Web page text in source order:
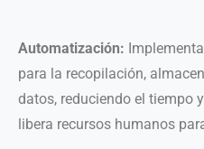
Automatización:
para la recopilación,
datos, reduciendo el tiempo
libera recursos humanos